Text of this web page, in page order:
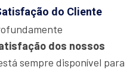
do Cliente
dos nossos
sempre disponível para